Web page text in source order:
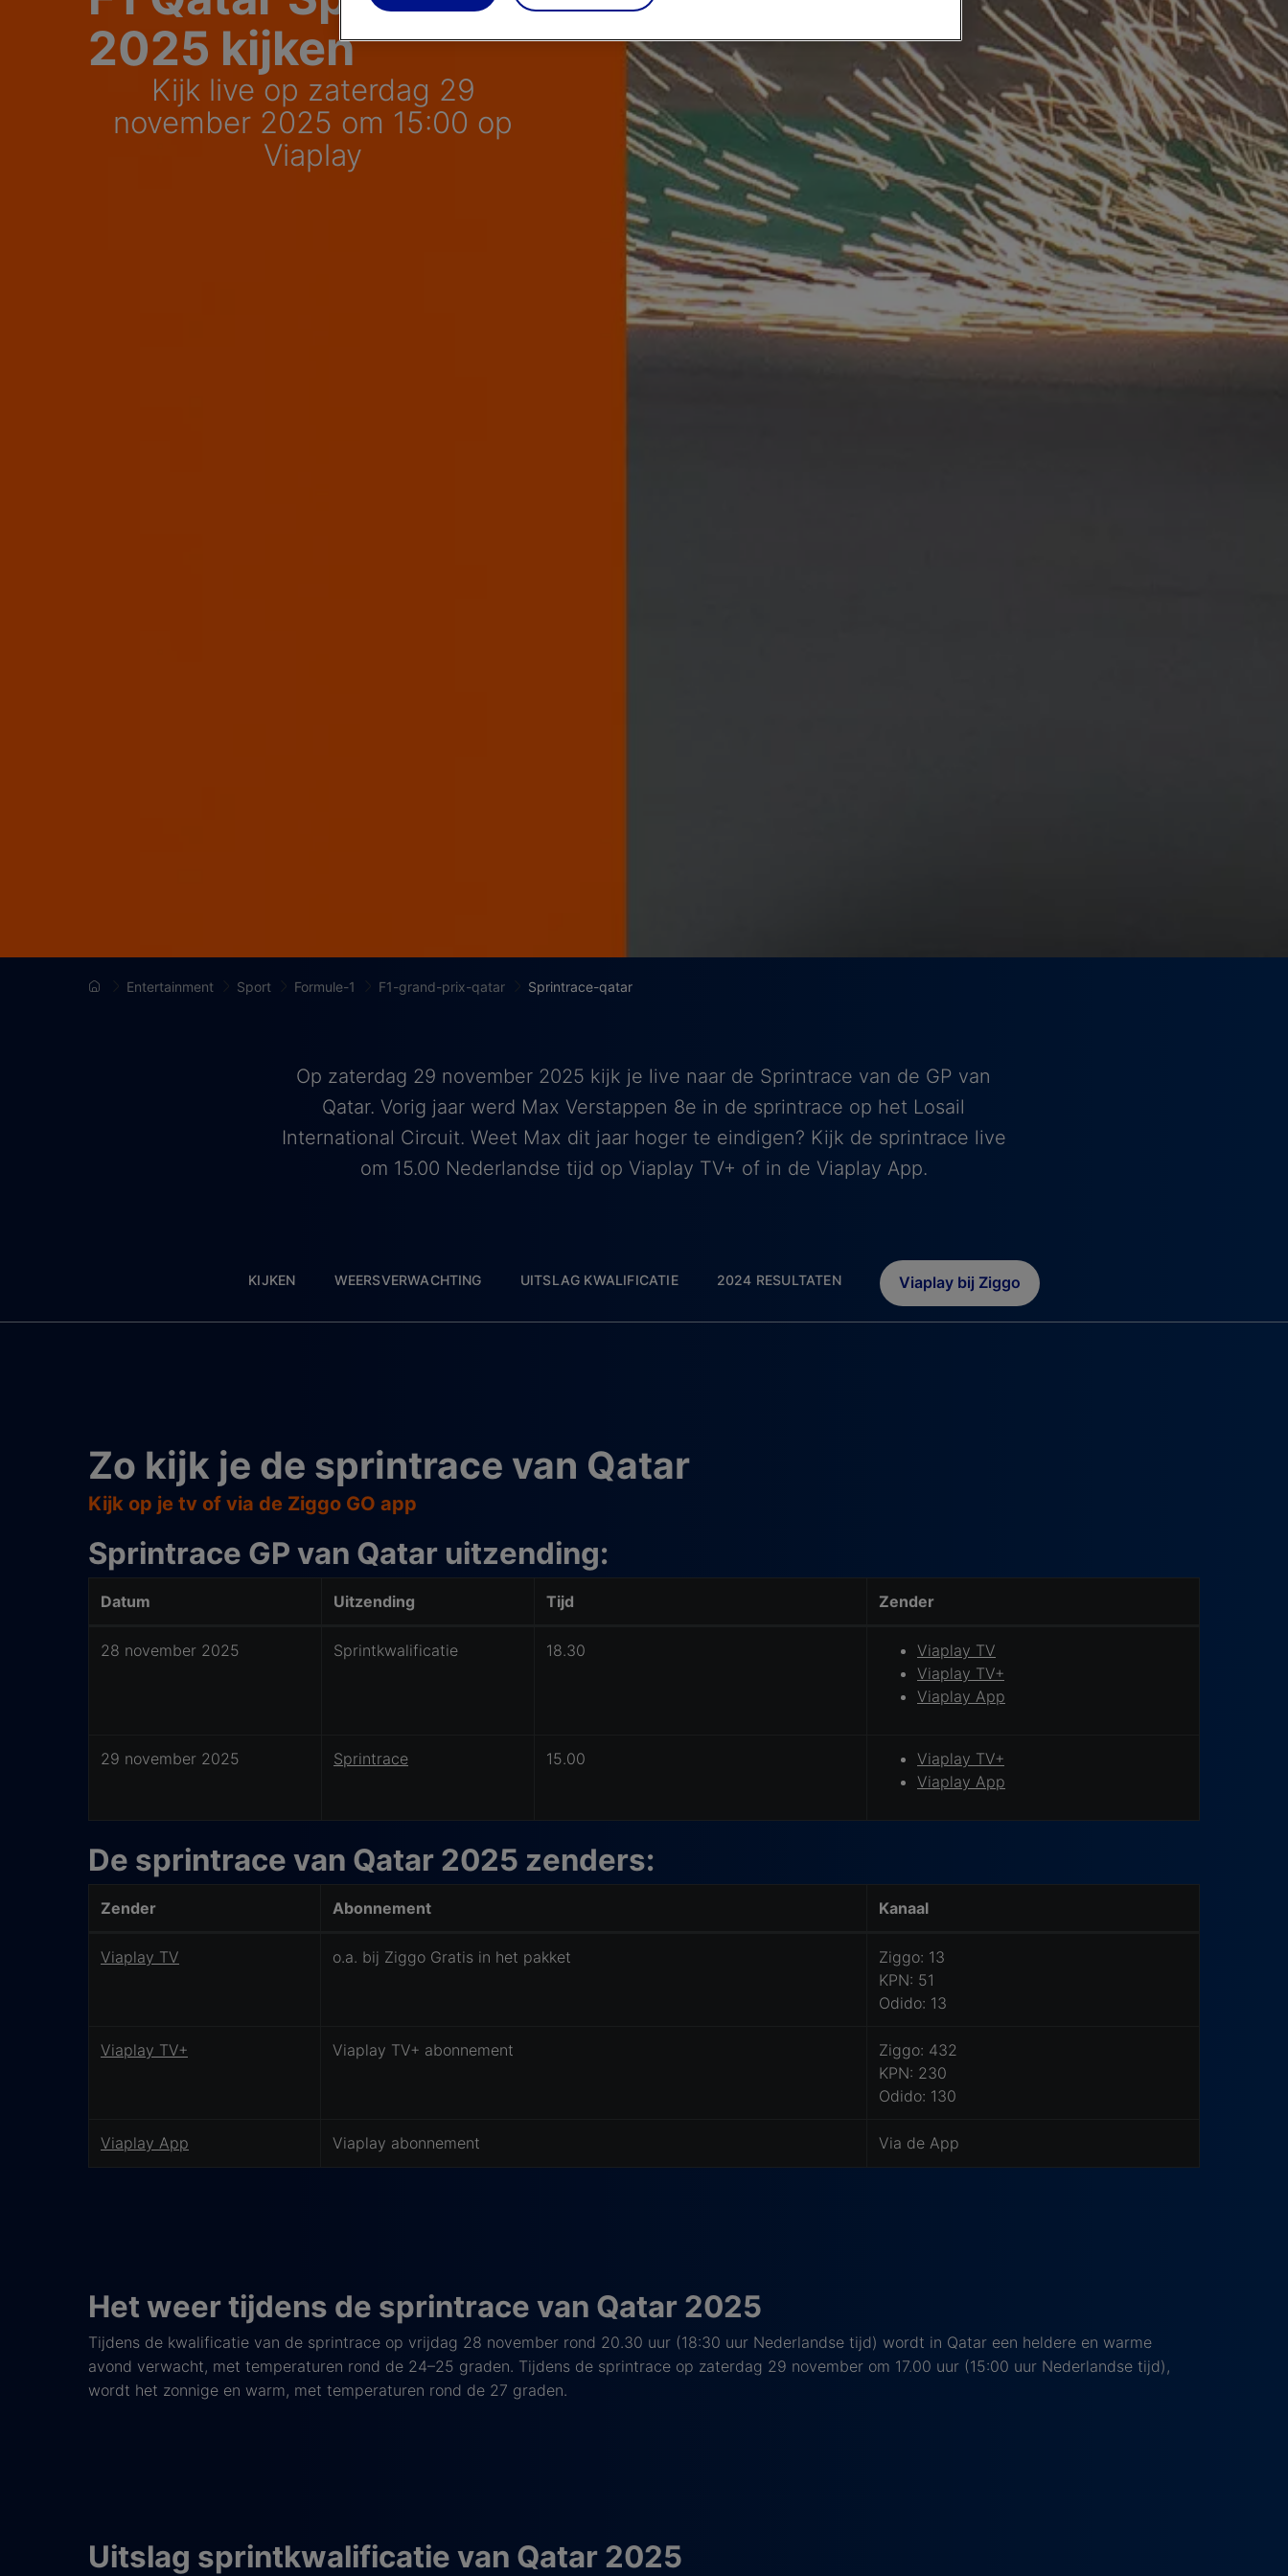
2025 kijken
Kijk live op zaterdag 29
november 2025 om 15:00 op
Viaplay
Entertainment Sport Formule-1 F1-grand-prix-qatar Sprintrace-qatar
Op zaterdag 29 november 2025 kijk je live naar de Sprintrace van de GP van
Qatar. Vorig jaar werd Max Verstappen 8e in de sprintrace op het Losail
International Circuit. Weet Max dit jaar hoger te eindigen? Kijk de sprintrace live
om 15.00 Nederlandse tijd op Viaplay TV+ of in de Viaplay App.
KIJKEN WEERSVERWACHTING UITSLAG KWALIFICATIE 2024 RESULTATEN Viaplay bij Ziggo
Zo kijk je de sprintrace van Qatar
Kijk op je tv of via de Ziggo GO app
Sprintrace GP van Qatar uitzending:
Datum Uitzending Tijd Zender
28 november 2025 Sprintkwalificatie 18.30
Viaplay TV
Viaplay TV+
Viaplay App
29 november 2025 Sprintrace 15.00
Viaplay TV+
Viaplay App
De sprintrace van Qatar 2025 zenders:
Zender Abonnement Kanaal
Viaplay TV o.a. bij Ziggo Gratis in het pakket
Ziggo: 13
KPN: 51
Odido: 13
Viaplay TV+ Viaplay TV+ abonnement
Ziggo: 432
KPN: 230
Odido: 130
Viaplay App Viaplay abonnement Via de App
Het weer tijdens de sprintrace van Qatar 2025
Tijdens de kwalificatie van de sprintrace op vrijdag 28 november rond 20.30 uur (18:30 uur Nederlandse tijd) wordt in Qatar een heldere en warme
avond verwacht, met temperaturen rond de 24–25 graden. Tijdens de sprintrace op zaterdag 29 november om 17.00 uur (15:00 uur Nederlandse tijd),
wordt het zonnige en warm, met temperaturen rond de 27 graden.
Uitslag sprintkwalificatie van Qatar 2025